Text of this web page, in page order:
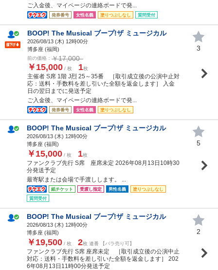
ご入金後、マイページの連絡ボードで発...
発券番号 女性名義 塗りつぶしなし 質問受付
BOOP! The Musical ブープ!ザ ミュージカル
2026/08/13 (木) 12時00分
博多座 (福岡)
前の価格： ￥17,000
￥15,000 / 枚 1枚
主催者 S席 1階 J烈 25～35番 ［取引成立後の公演中止対
応：送料・手数料を差し引いた全額を返金します］ 入金
日の翌日までに発送予定
ご入金後、マイページの連絡ボードで発...
発券番号 女性名義 塗りつぶしなし
3
BOOP! The Musical ブープ!ザ ミュージカル
2026/08/13 (木) 12時00分
博多座 (福岡)
￥15,000 / 枚 1枚
ファンクラブ先行 S席 座席未定 2026年08月13日10時30
分発送予定
最寄駅または会場で手渡しします。 ...
紙チケット 受渡し指定 男性名義
塗りつぶしなし
質問受付
5
BOOP! The Musical ブープ!ザ ミュージカル
2026/08/13 (木) 12時00分
博多座 (福岡)
￥19,500 / 枚 2枚 連番 【バラ売り可】
ファンクラブ先行 S席 座席未定 ［取引成立後の公演中止
対応：送料・手数料を差し引いた全額を返金します］ 202
6年08月13日11時00分発送予定
2